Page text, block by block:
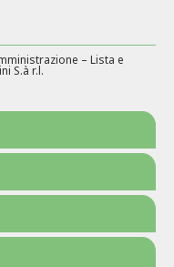
– Lista e
S.à r.l.
punto 1 all'OdG –
di esercizio